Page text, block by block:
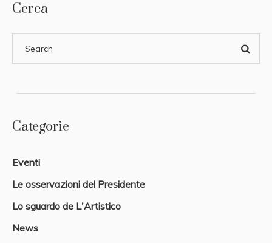
Cerca
Categorie
Eventi
Le osservazioni del Presidente
Lo sguardo de L'Artistico
News